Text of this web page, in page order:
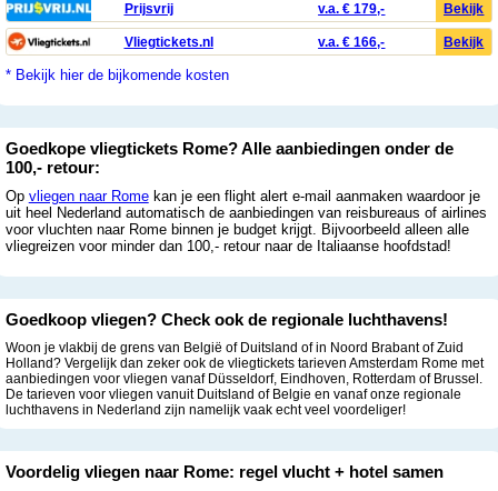
Prijsvrij v.a. € 179,- Bekijk
Vliegtickets.nl v.a. € 166,- Bekijk
* Bekijk hier de bijkomende kosten
Goedkope vliegtickets Rome? Alle aanbiedingen onder de
100,- retour:
Op vliegen naar Romekan je een flight alert e-mail aanmaken waardoor je
uit heel Nederland automatisch de aanbiedingen van reisbureaus of airlines
voor vluchten naar Rome binnen je budget krijgt. Bijvoorbeeld alleen alle
vliegreizen voor minder dan 100,- retour naar de Italiaanse hoofdstad!
Goedkoop vliegen? Check ook de regionale luchthavens!
Woon je vlakbij de grens van België of Duitsland of in Noord Brabant of Zuid
Holland? Vergelijk dan zeker ook de vliegtickets tarieven Amsterdam Rome met
aanbiedingen voor vliegen vanaf Düsseldorf, Eindhoven, Rotterdam of Brussel.
De tarieven voor vliegen vanuit Duitsland of Belgie en vanaf onze regionale
luchthavens in Nederland zijn namelijk vaak echt veel voordeliger!
Voordelig vliegen naar Rome: regel vlucht + hotel samen